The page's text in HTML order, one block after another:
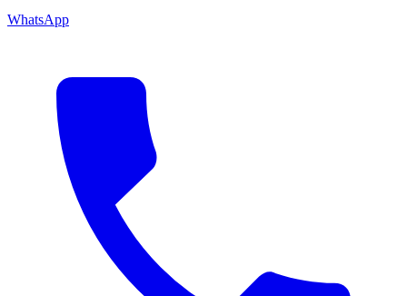
WhatsApp